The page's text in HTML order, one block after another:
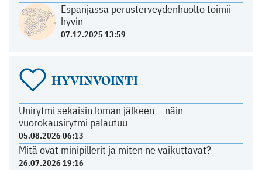
Espanjassa perusterveydenhuolto toimii
hyvin
07.12.2025 13:59
HYVINVOINTI
Unirytmi sekaisin loman jälkeen – näin
vuorokausirytmi palautuu
05.08.2026 06:13
Mitä ovat minipillerit ja miten ne vaikuttavat?
26.07.2026 19:16